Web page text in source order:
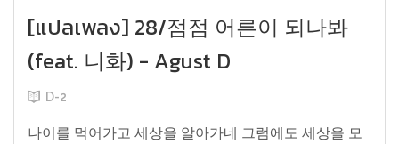
[แปลเพลง] 28/점점 어른이 되나봐
(feat. 니화) - Agust D
D-2
나이를 먹어가고 세상을 알아가네 그럼에도 세상을 모